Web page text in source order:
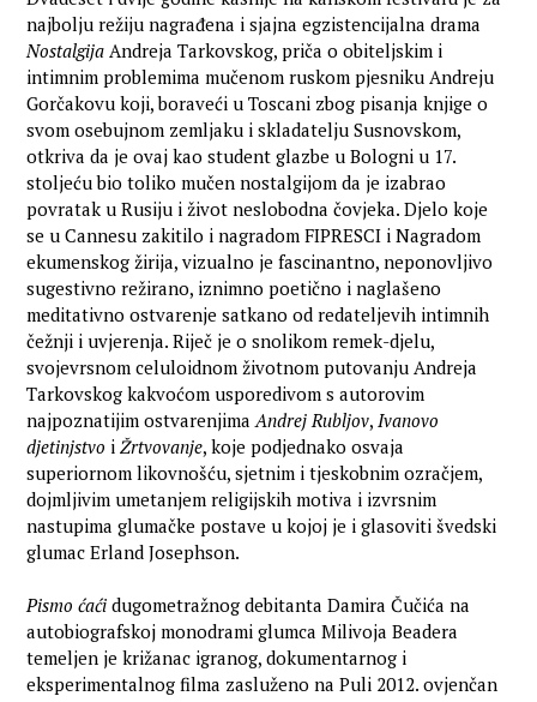
najbolju režiju nagrađena i sjajna egzistencijalna drama
Nostalgija Andreja Tarkovskog, priča o obiteljskim i
intimnim problemima mučenom ruskom pjesniku Andreju
Gorčakovu koji, boraveći u Toscani zbog pisanja knjige o
svom osebujnom zemljaku i skladatelju Susnovskom,
otkriva da je ovaj kao student glazbe u Bologni u 17.
stoljeću bio toliko mučen nostalgijom da je izabrao
povratak u Rusiju i život neslobodna čovjeka. Djelo koje
se u Cannesu zakitilo i nagradom FIPRESCI i Nagradom
ekumenskog žirija, vizualno je fascinantno, neponovljivo
sugestivno režirano, iznimno poetično i naglašeno
meditativno ostvarenje satkano od redateljevih intimnih
čežnji i uvjerenja. Riječ je o snolikom remek-djelu,
svojevrsnom celuloidnom životnom putovanju Andreja
Tarkovskog kakvoćom usporedivom s autorovim
najpoznatijim ostvarenjimaAndrej Rubljov,Ivanovo
djetinjstvo iŽrtvovanje, koje podjednako osvaja
superiornom likovnošću, sjetnim i tjeskobnim ozračjem,
dojmljivim umetanjem religijskih motiva i izvrsnim
nastupima glumačke postave u kojoj je i glasoviti švedski
glumac Erland Josephson.
Pismo ćaći dugometražnog debitanta Damira Čučića na
autobiografskoj monodrami glumca Milivoja Beadera
temeljen je križanac igranog, dokumentarnog i
eksperimentalnog filma zasluženo na Puli 2012. ovjenčan